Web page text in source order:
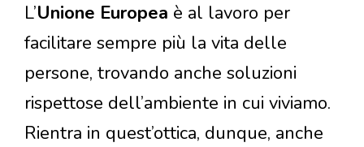
L’Unione Europea è al lavoro per
facilitare sempre più la vita delle
persone, trovando anche soluzioni
rispettose dell’ambiente in cui viviamo.
Rientra in quest’ottica, dunque, anche